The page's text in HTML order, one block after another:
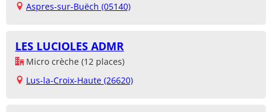
Aspres-sur-Buëch (05140)
LES LUCIOLES ADMR
Micro crèche (12 places)
Lus-la-Croix-Haute (26620)